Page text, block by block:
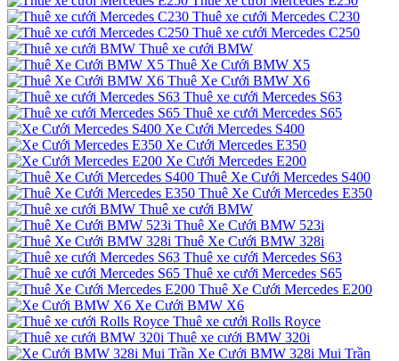
Thuê xe cưới Mercedes C230
Thuê xe cưới Mercedes C250
Thuê xe cưới BMW
Thuê Xe Cưới BMW X5
Thuê Xe Cưới BMW X6
Thuê xe cưới Mercedes S63
Thuê xe cưới Mercedes S65
Xe Cưới Mercedes S400
Xe Cưới Mercedes E350
Xe Cưới Mercedes E200
Thuê Xe Cưới Mercedes S400
Thuê Xe Cưới Mercedes E350
Thuê xe cưới BMW
Thuê Xe Cưới BMW 523i
Thuê Xe Cưới BMW 328i
Thuê xe cưới Mercedes S63
Thuê xe cưới Mercedes S65
Thuê Xe Cưới Mercedes E200
Xe Cưới BMW X6
Thuê xe cưới Rolls Royce
Thuê xe cưới BMW 320i
Xe Cưới BMW 328i Mui Trần